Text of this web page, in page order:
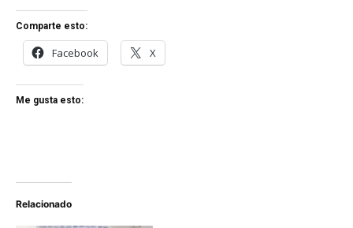
Comparte esto:
Facebook X
Me gusta esto:
Relacionado